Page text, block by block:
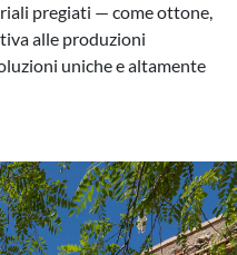
pregiati — come ottone,
alle produzioni
uniche e altamente